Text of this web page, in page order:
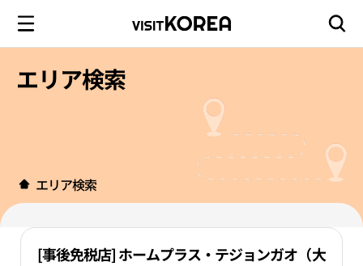
エリア検索
エリア検索
[事後免税店] ホームプラス・テジョンガオ（大